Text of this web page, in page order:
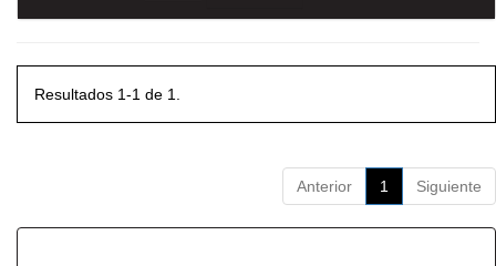
Resultados 1-1 de 1.
Anterior 1 Siguiente